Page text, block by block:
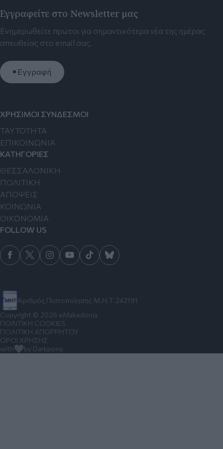
Εγγραφείτε στο Newsletter μας
Ενημερωθείτε πρώτοι για σημαντικότερα νέα της ημέρας
απευθείας στο email σας.
Εγγραφή
Αριθμός Πιστοποίησης Μ.Η.Τ.242191
ΧΡΗΣΙΜΟΙ ΣΥΝΔΕΣΜΟΙ
TAYTOTHTA
ΕΠΙΚΟΙΝΩΝΙΑ
ΚΑΤΗΓΟΡΙΕΣ
ΘΕΣΣΑΛΟΝΙΚΗ
ΠΟΛΙΤΙΚΗ
ΑΠΟΨΕΙΣ
ΚΟΙΝΩΝΙΑ
ΟΙΚΟΝΟΜΙΑ
FOLLOW US
Copyright © 2026 eMakedonia
ΠΟΛΙΤΙΚΗ COOKIES
ΠΟΛΙΤΙΚΗ ΑΠΟΡΡΗΤΟΥ
ΟΡΟΙ ΧΡΗΣΗΣ
with
by Darkpony